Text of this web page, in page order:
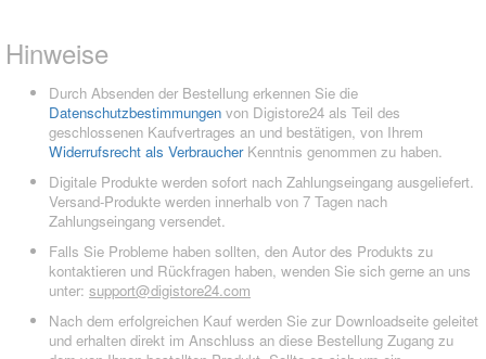
Hinweise
Durch Absenden der Bestellung erkennen Sie die
Datenschutzbestimmungen von Digistore24 als Teil des
geschlossenen Kaufvertrages an und bestätigen, von Ihrem
Widerrufsrecht als VerbraucherKenntnis genommen zu haben.
Digitale Produkte werden sofort nach Zahlungseingang ausgeliefert.
Versand-Produkte werden innerhalb von 7 Tagen nach
Zahlungseingang versendet.
Falls Sie Probleme haben sollten, den Autor des Produkts zu
kontaktieren und Rückfragen haben, wenden Sie sich gerne an uns
unter: support@digistore24.com
Nach dem erfolgreichen Kauf werden Sie zur Downloadseite geleitet
und erhalten direkt im Anschluss an diese Bestellung Zugang zu